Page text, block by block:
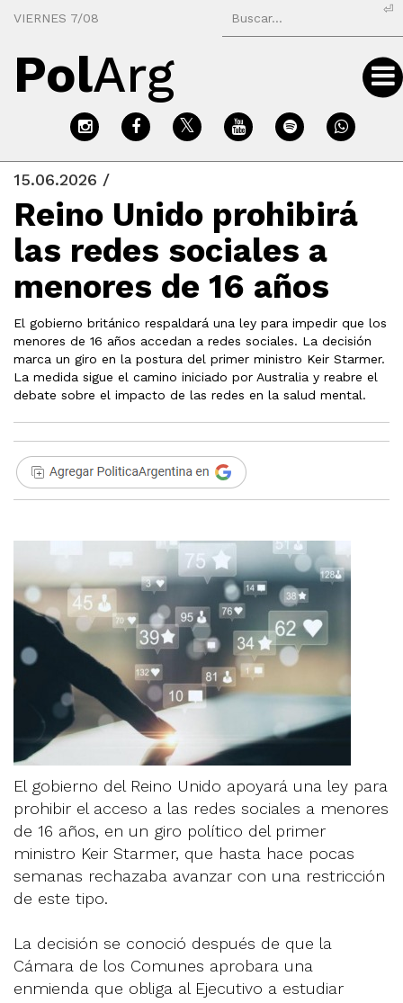
VIERNES 7/08
⏎
PolArg
15.06.2026 /
Reino Unido prohibirá
las redes sociales a
menores de 16 años
El gobierno británico respaldará una ley para impedir que los
menores de 16 años accedan a redes sociales. La decisión
marca un giro en la postura del primer ministro Keir Starmer.
La medida sigue el camino iniciado por Australia y reabre el
debate sobre el impacto de las redes en la salud mental.
El gobierno del Reino Unido apoyará una ley para
prohibir el acceso a las redes sociales a menores
de 16 años, en un giro político del primer
ministro Keir Starmer, que hasta hace pocas
semanas rechazaba avanzar con una restricción
de este tipo.
La decisión se conoció después de que la
Cámara de los Comunes aprobara una
enmienda que obliga al Ejecutivo a estudiar